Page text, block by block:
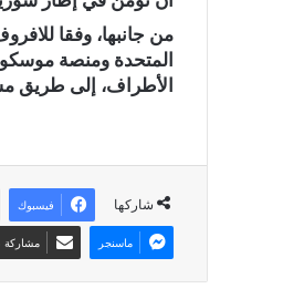
من جانبها، وفقا
المتحدة ومنصة
الأطراف، إلى طريق
شاركها فيسبوك
ماسنجر مشاركة